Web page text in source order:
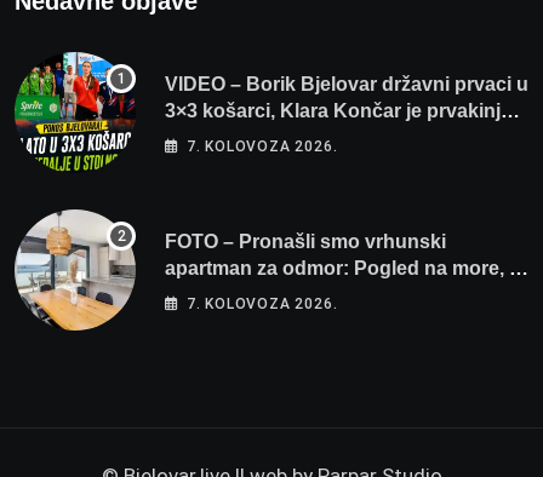
VIDEO – Borik Bjelovar državni prvaci u
3×3 košarci, Klara Končar je prvakinja
Hrvatske u stolnom tenisu!
7. KOLOVOZA 2026.
FOTO – Pronašli smo vrhunski
apartman za odmor: Pogled na more, tri
spavaće sobe i terasa koja osvaja
7. KOLOVOZA 2026.